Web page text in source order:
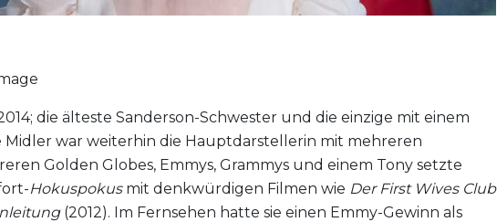
die älteste Sanderson-Schwester und die einzige mit einem
Midler war weiterhin die Hauptdarstellerin mit mehreren
Golden Globes, Emmys, Grammys und einem Tony setzte
Hokuspokusmit denkwürdigen Filmen wie Der First Wives Club
(2012). Im Fernsehen hatte sie einen Emmy-Gewinn als